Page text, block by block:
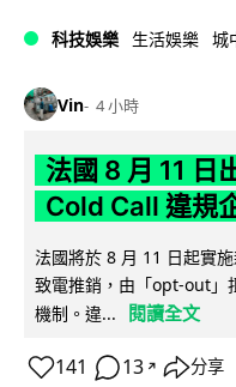
科技娛樂 生活娛樂 城
Vin 4 小時
法國 8 月 11 日
Cold Call 違規
法國將於 8 月 11 日起實
致電推銷，由「opt-out」
機制。違...
閱讀全文
141 13 ↗ 分享